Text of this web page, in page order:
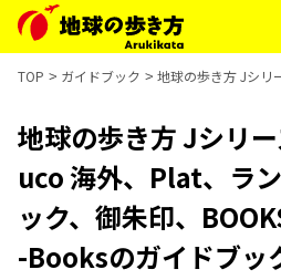
TOP ガイドブック 地球の歩き方 Jシリ
地球の歩き方 Jシリ
uco 海外、Plat、ラ
ック、御朱印、
-Booksのガイドブッ